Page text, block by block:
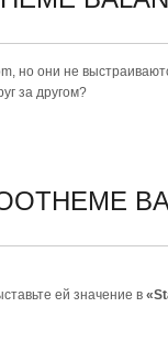
но они не
за другом?
ей значение в